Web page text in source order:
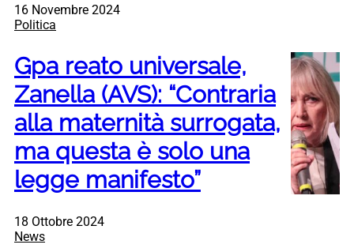
16 Novembre 2024
Politica
Gpa reato universale,
Zanella (AVS): “Contraria
alla maternità surrogata,
ma questa è solo una
legge manifesto”
18 Ottobre 2024
News